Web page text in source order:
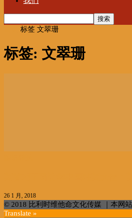
标签 文翠珊
标签: 文翠珊
26 1 月, 2018
© 2018 比利时维他命文化传媒 ｜本网
Translate »